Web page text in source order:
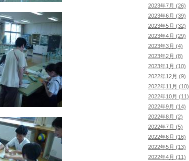
2023年7月 (26)
2023年6月 (39)
2023年5月 (32)
2023年4月 (29)
2023年3月 (4)
2023年2月 (8)
2023年1月 (10)
2022年12月 (9)
2022年11月 (10)
2022年10月 (11)
2022年9月 (14)
2022年8月 (2)
2022年7月 (5)
2022年6月 (16)
2022年5月 (13)
2022年4月 (11)